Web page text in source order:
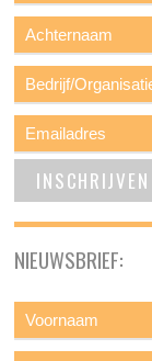
NIEUWSBRIEF: